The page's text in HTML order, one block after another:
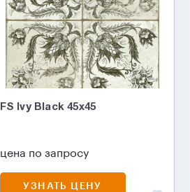
FS Ivy Black 45х45
цена по запросу
УЗНАТЬ ЦЕНУ